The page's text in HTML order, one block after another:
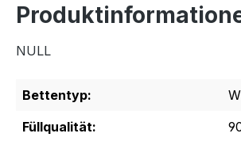
NULL
Bettentyp:
Füllqualität: